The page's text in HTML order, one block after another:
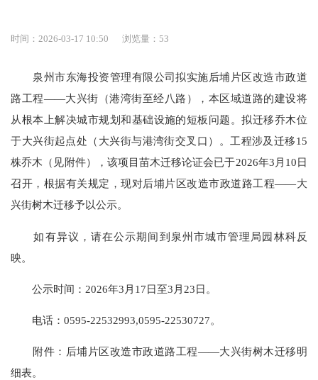
时间：2026-03-17 10:50 浏览量：53
泉州市东海投资管理有限公司拟实施后埔片区改造市政道
路工程——大兴街（港湾街至经八路），本区域道路的建设将
从根本上解决城市规划和基础设施的短板问题。拟迁移乔木位
于大兴街起点处（大兴街与港湾街交叉口）。工程涉及迁移15
株乔木（见附件），该项目苗木迁移论证会已于2026年3月10日
召开，根据有关规定，现对后埔片区改造市政道路工程——大
兴街树木迁移予以公示。
如有异议，请在公示期间到泉州市城市管理局园林科反
映。
公示时间：2026年3月17日至3月23日。
电话：0595-22532993,0595-22530727。
附件：后埔片区改造市政道路工程——大兴街树木迁移明
细表。